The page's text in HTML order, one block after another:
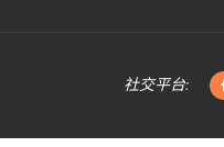
社交平台: